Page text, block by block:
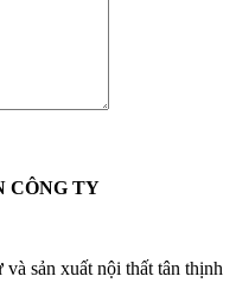
CÔNG TY
sản xuất nội thất tân thịnh